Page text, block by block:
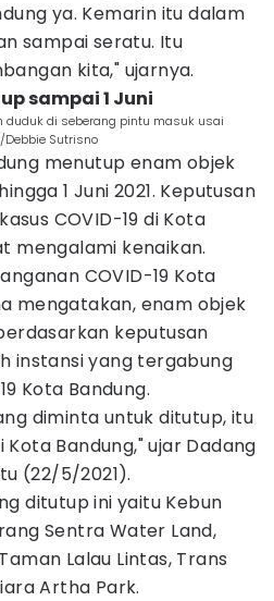
ya. Kemarin itu dalam
sampai seratu. Itu
kita," ujarnya.
sampai 1 Juni
duduk di seberang pintu masuk usai
Debbie Sutrisno
menutup enam objek
1 Juni 2021. Keputusan
COVID-19 di Kota
mengalami kenaikan.
COVID-19 Kota
mengatakan, enam objek
keputusan
instansi yang tergabung
Kota Bandung.
diminta untuk ditutup, itu
Bandung," ujar Dadang
(22/5/2021).
ditutup ini yaitu Kebun
Sentra Water Land,
Lalau Lintas, Trans
Artha Park.